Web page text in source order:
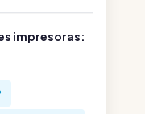
impresoras: